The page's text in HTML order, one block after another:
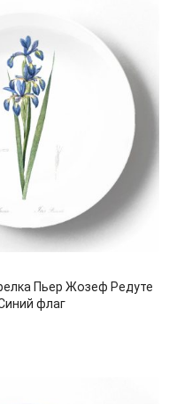
Пьер Жозеф Редуте
флаг